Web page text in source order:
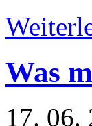
Was
17. 06.